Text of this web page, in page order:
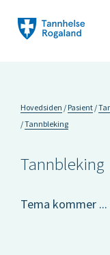
Hovedsiden Pasient
Tannbleking
Tannbleking
Tema kommer ...